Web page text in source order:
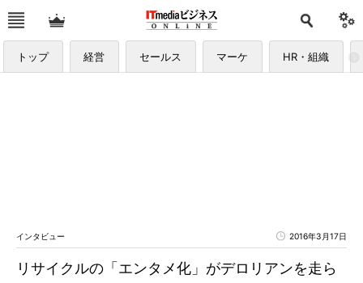
トップ 経営 セールス マーケ HR・組織
インタビュー 2016年3月17日
リサイクルの「エンタメ化」がデロリアンを走ら